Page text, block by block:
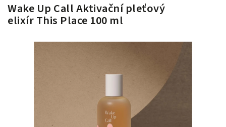
Wake Up Call Aktivační pleťový
elixír This Place 100 ml